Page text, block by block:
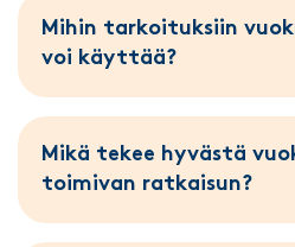
Mihin tarkoituksiin
voi käyttää?
Mikä tekee hyvästä
toimivan ratkaisun?